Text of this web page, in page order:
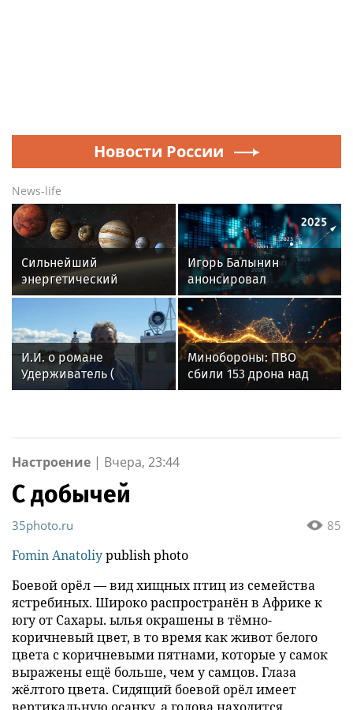
Новости России
News-life
Сильнейший
энергетический
переворот: что
принесет парад планет
12 августа
Игорь Балынин
анонсировал
шестидневную
рабочую неделю в 2027
году
И.И. о романе
Удерживатель (
Удерживающий сейчас
Андрея Малышева (
роман опубликован в
2016 г. )
Минобороны: ПВО
сбили 153 дрона над
Россией за ночь 9
Настроение | Вчера, 23:44
С добычей
85
35photo.ru
Fomin Anatoliypublish photo
Боевой орёл — вид хищных птиц из семейства
ястребиных. Широко распространён в Африке к
югу от Сахары. ылья окрашены в тёмно-
коричневый цвет, в то время как живот белого
цвета с коричневыми пятнами, которые у самок
выражены ещё больше, чем у самцов. Глаза
жёлтого цвета. Сидящий боевой орёл имеет
вертикальную осанку, а голова находится